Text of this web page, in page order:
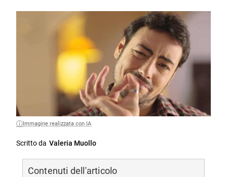
Immagine realizzata con IA
Scritto da Valeria Muollo
Contenuti dell'articolo